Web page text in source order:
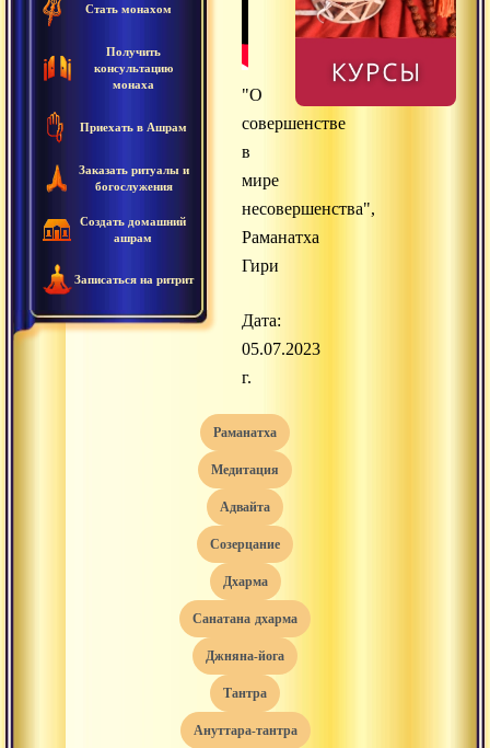
Стать монахом
Получить
консультацию
монаха
Приехать в Ашрам
Заказать ритуалы и
богослужения
Создать домашний
ашрам
Записаться на ритрит
"О
совершенстве
в
мире
несовершенства",
Раманатха
Гири
Дата:
05.07.2023
г.
раманатха
медитация
адвайта
созерцание
дхарма
санатана дхарма
джняна-йога
тантра
ануттара-тантра